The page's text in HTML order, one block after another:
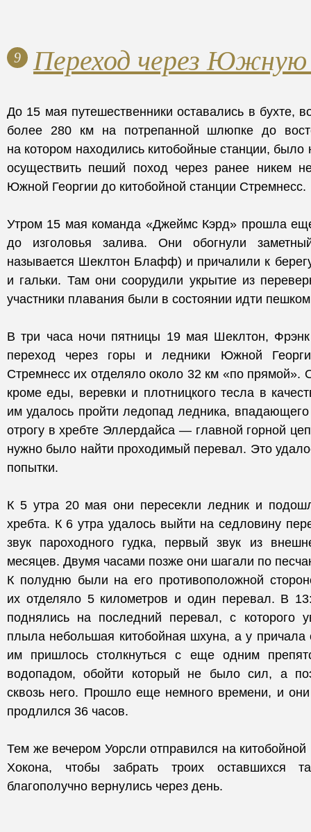
9 Переход через Южную
До 15 мая путешественники оставались в бухте,
более 280 км на потрепанной шлюпке до
на котором находились китобойные станции,
осуществить пеший поход через ранее никем
Южной Георгии до китобойной станции Стремнесс.
Утром 15 мая команда «Джеймс Кэрд» прошла
до изголовья залива. Они обогнули
называется Шеклтон Блафф) и причалили к
и гальки. Там они соорудили укрытие из
участники плавания были в состоянии идти
В три часа ночи пятницы 19 мая Шеклтон,
переход через горы и ледники Южной
Стремнесс их отделяло около 32 км «по прямой».
кроме еды, веревки и плотницкого тесла в
им удалось пройти ледопад ледника,
отрогу в хребте Эллердайса — главной горной
нужно было найти проходимый перевал. Это
попытки.
К 5 утра 20 мая они пересекли ледник и
хребта. К 6 утра удалось выйти на седловину
звук пароходного гудка, первый звук из
месяцев. Двумя часами позже они шагали по
К полудню были на его противоположной
их отделяло 5 километров и один перевал. В
поднялись на последний перевал, с которого
плыла небольшая китобойная шхуна, а у причала
им пришлось столкнуться с еще одним
водопадом, обойти который не было сил, а
сквозь него. Прошло еще немного времени, и
продлился 36 часов.
Тем же вечером Уорсли отправился на
Хокона, чтобы забрать троих оставшихся
благополучно вернулись через день.